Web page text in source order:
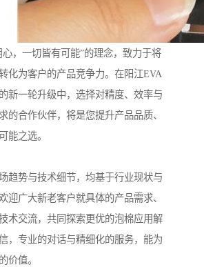
，一切皆有可能”的理念，致力于将
化为客户的产品竞争力。在阳江EVA
新一轮升级中，选择对精度、效率与
的合作伙伴，将是您提升产品品质、
能之选。
趋势与技术细节，均基于行业现状与
迎广大新老客户就具体的产品需求、
术交流，共同探索更优的泡棉应用解
，专业的对话与精细化的服务，能为
价值。